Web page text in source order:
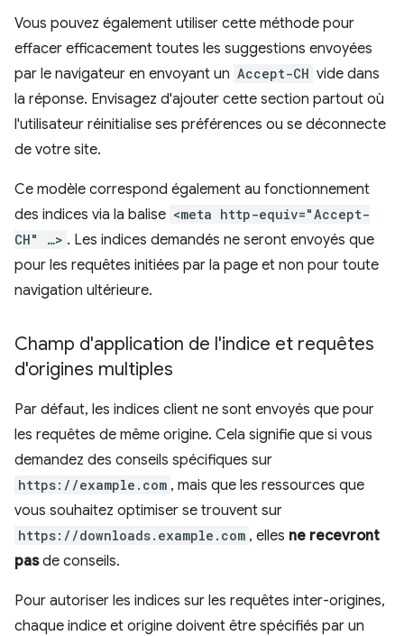
Vous pouvez également utiliser cette méthode pour
effacer efficacement toutes les suggestions envoyées
par le navigateur en envoyant un Accept-CH vide dans
la réponse. Envisagez d'ajouter cette section partout où
l'utilisateur réinitialise ses préférences ou se déconnecte
de votre site.
Ce modèle correspond également au fonctionnement
des indices via la balise <meta http-equiv="Accept-
CH" …> . Les indices demandés ne seront envoyés que
pour les requêtes initiées par la page et non pour toute
navigation ultérieure.
Champ d'application de l'indice et requêtes
d'origines multiples
Par défaut, les indices client ne sont envoyés que pour
les requêtes de même origine. Cela signifie que si vous
demandez des conseils spécifiques sur
https://example.com , mais que les ressources que
vous souhaitez optimiser se trouvent sur
https://downloads.example.com , elles ne recevront
pasde conseils.
Pour autoriser les indices sur les requêtes inter-origines,
chaque indice et origine doivent être spécifiés par un